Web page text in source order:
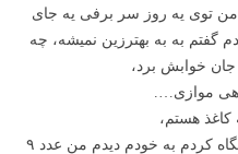
توی یه روز سر برفی یه جای
گفتم به به بهترزین نمیشه، چه
جان خوابش برد،
موازی….
کاغذ هستم،
بعد یدفه دوربین از بالا گرفته شد و نگاه کردم به خودم دیدم من عدد ۹